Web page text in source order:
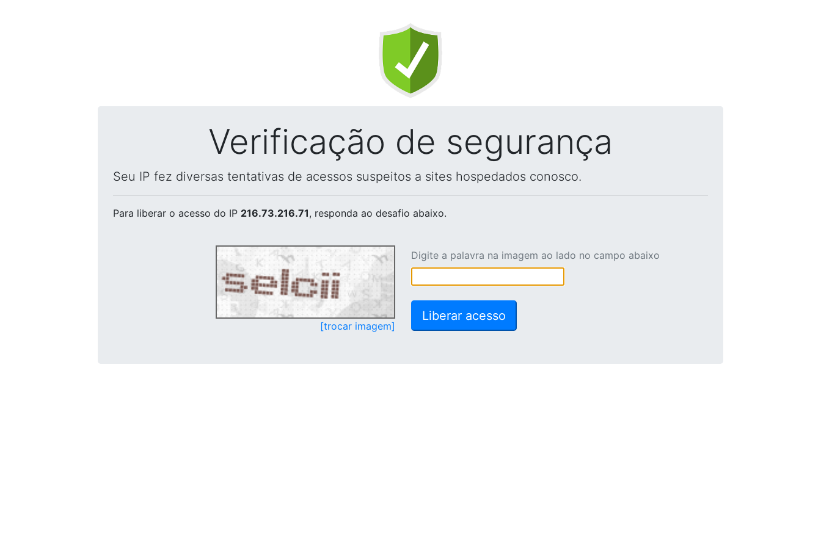
Verificação de segurança
Seu IP fez diversas tentativas de acessos suspeitos a sites hospedados conosco.
Para liberar o acesso do IP 216.73.216.71, responda ao desafio abaixo.
[trocar imagem]
Digite a palavra na imagem ao lado no campo abaixo